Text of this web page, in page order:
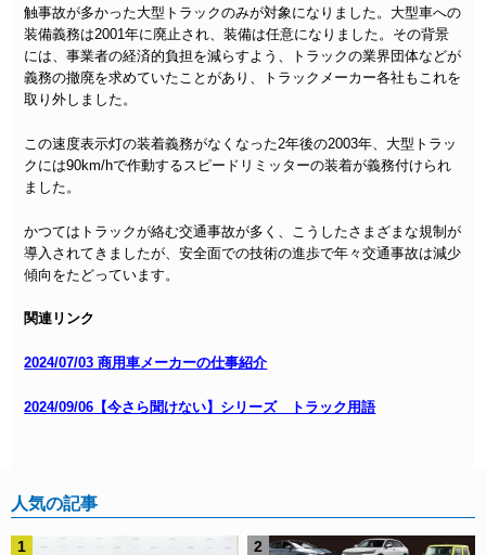
触事故が多かった大型トラックのみが対象になりました。大型車への
装備義務は2001年に廃止され、装備は任意になりました。その背景
には、事業者の経済的負担を減らすよう、トラックの業界団体などが
義務の撤廃を求めていたことがあり、トラックメーカー各社もこれを
取り外しました。
この速度表示灯の装着義務がなくなった2年後の2003年、大型トラッ
クには90km/hで作動するスピードリミッターの装着が義務付けられ
ました。
かつてはトラックが絡む交通事故が多く、こうしたさまざまな規制が
導入されてきましたが、安全面での技術の進歩で年々交通事故は減少
傾向をたどっています。
関連リンク
2024/07/03 商用車メーカーの仕事紹介
2024/09/06【今さら聞けない】シリーズ トラック用語
人気の記事